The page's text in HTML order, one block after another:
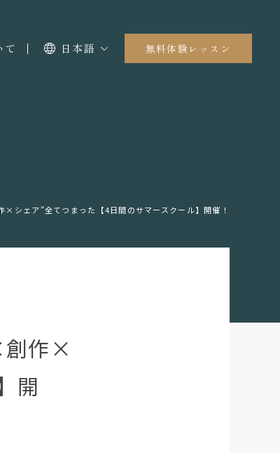
日本語 無料体験レッスン
シェア”全てつまった【4日間のサマースクール】開催！
創作×
開